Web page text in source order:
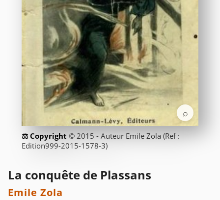
⌕
© 2015 - Auteur Emile Zola (Ref :
Edition999-2015-1578-3)
La conquête de Plassans
Emile Zola